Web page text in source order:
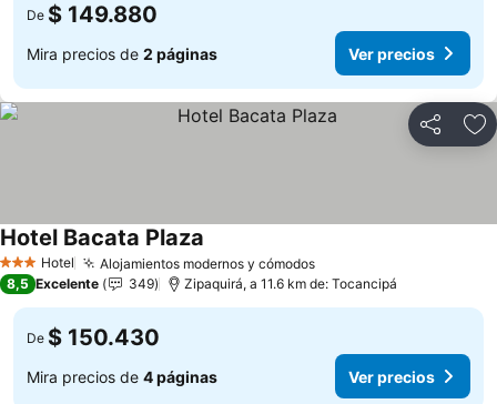
De $ 149.880
Mira precios de 2 páginas Ver precios
Compartir
3 Estrellas
Hotel Alojamientos modernos y cómodosVer precios
Hotel Bacata Plaza
8,5 Excelente 349 Zipaquirá, a 11.6 km de: Tocancipá
De $ 150.430
Mira precios de 4 páginas Ver precios